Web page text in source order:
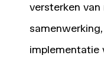
versterken
implementatie